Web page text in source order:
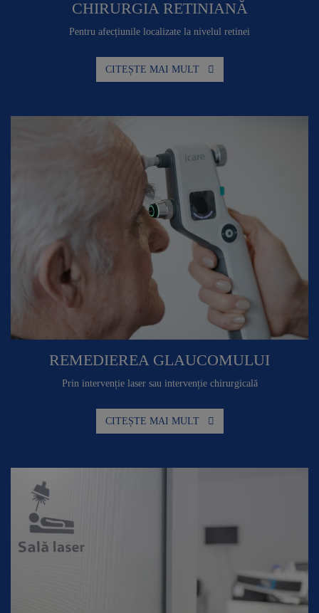
CHIRURGIA RETINIANĂ
Pentru afecțiunile localizate la nivelul retinei
CITEȘTE MAI MULT
REMEDIEREA GLAUCOMULUI
Prin intervenție laser sau intervenție chirurgicală
CITEȘTE MAI MULT